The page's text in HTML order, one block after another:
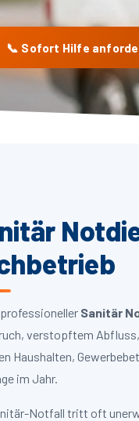
📞 Sofort Hilfe
Sanitär
verstopftem
Haushalten,
im Jahr.
Notfall tritt oft